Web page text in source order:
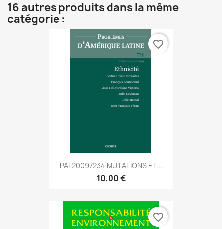
16 autres produits dans la même
catégorie :
PAL20097234 MUTATIONS ET...
10,00 €
favorite_border
favorite_border